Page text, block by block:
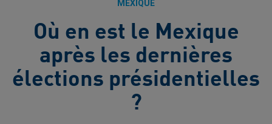
MEXIQUE
Où en est le Mexique
après les dernières
élections présidentielles
?